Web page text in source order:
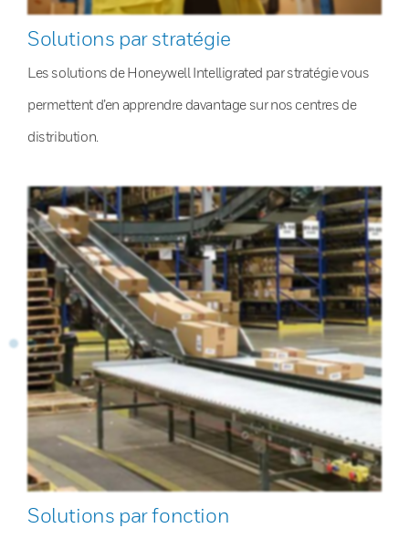
Solutions par stratégie
Les solutions de Honeywell Intelligrated par stratégie vous
permettent d’en apprendre davantage sur nos centres de
distribution.
Solutions par fonction